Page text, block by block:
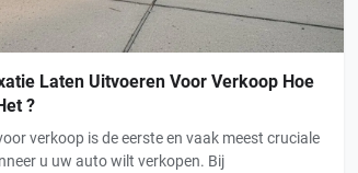
Laten Uitvoeren Voor Verkoop Hoe
?
verkoop is de eerste en vaak meest cruciale
u uw auto wilt verkopen. Bij